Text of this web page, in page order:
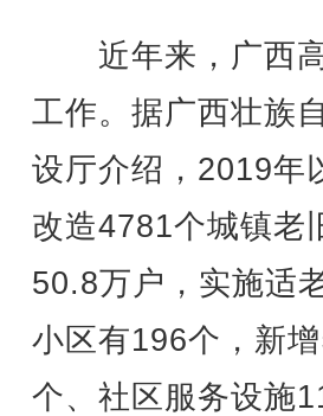
近年来，广西高
工作。据广西壮族
设厅介绍，2019年
改造4781个城镇老
50.8万户，实施适
小区有196个，新
个、社区服务设施